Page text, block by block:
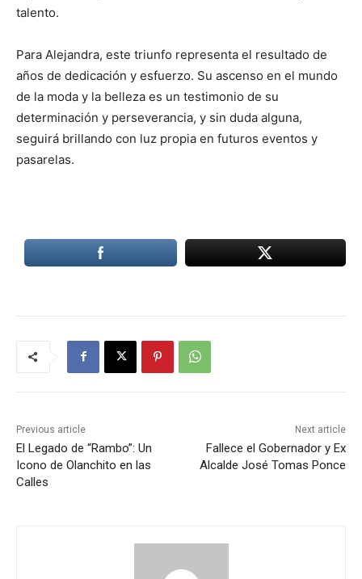
talento.
Para Alejandra, este triunfo representa el resultado de
años de dedicación y esfuerzo. Su ascenso en el mundo
de la moda y la belleza es un testimonio de su
determinación y perseverancia, y sin duda alguna,
seguirá brillando con luz propia en futuros eventos y
pasarelas.
Previous article
El Legado de “Rambo”: Un
Icono de Olanchito en las
Calles
Next article
Fallece el Gobernador y Ex
Alcalde José Tomas Ponce